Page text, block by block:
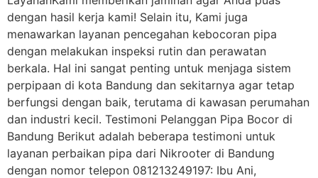
dengan hasil kerja kami! Selain itu, Kami juga
menawarkan layanan pencegahan kebocoran pipa
dengan melakukan inspeksi rutin dan perawatan
berkala. Hal ini sangat penting untuk menjaga sistem
perpipaan di kota Bandung dan sekitarnya agar tetap
berfungsi dengan baik, terutama di kawasan perumahan
dan industri kecil. Testimoni Pelanggan Pipa Bocor di
Bandung Berikut adalah beberapa testimoni untuk
layanan perbaikan pipa dari Nikrooter di Bandung
dengan nomor telepon 081213249197: Ibu Ani,